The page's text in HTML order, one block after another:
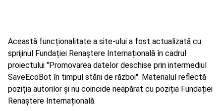
Această funcționalitate a site-ului a fost actualizată cu
sprijinul Fundației Renaștere Internațională în cadrul
proiectului "Promovarea datelor deschise prin intermediul
SaveEcoBot în timpul stării de război". Materialul reflectă
poziția autorilor și nu coincide neapărat cu poziția Fundației
Renaștere Internațională.